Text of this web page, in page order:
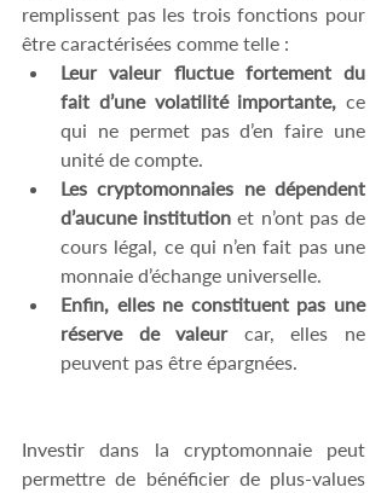
remplissent pas les trois fonctions pour
être caractérisées comme telle :
Leur valeur fluctue fortement du
fait d’une volatilité importante, ce
qui ne permet pas d’en faire une
unité de compte.
Les cryptomonnaies ne dépendent
d’aucune institution et n’ont pas de
cours légal, ce qui n’en fait pas une
monnaie d’échange universelle.
Enfin, elles ne constituent pas une
réserve de valeur car, elles ne
peuvent pas être épargnées.
Investir dans la cryptomonnaie peut
permettre de bénéficier de plus-values